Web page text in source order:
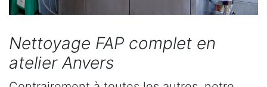
Nettoyage FAP complet en
atelier Anvers